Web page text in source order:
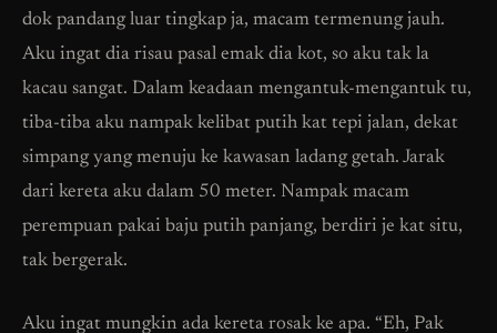
dok pandang luar tingkap ja, macam termenung jauh.
Aku ingat dia risau pasal emak dia kot, so aku tak la
kacau sangat. Dalam keadaan mengantuk-mengantuk tu,
tiba-tiba aku nampak kelibat putih kat tepi jalan, dekat
simpang yang menuju ke kawasan ladang getah. Jarak
dari kereta aku dalam 50 meter. Nampak macam
perempuan pakai baju putih panjang, berdiri je kat situ,
tak bergerak.
Aku ingat mungkin ada kereta rosak ke apa. “Eh, Pak